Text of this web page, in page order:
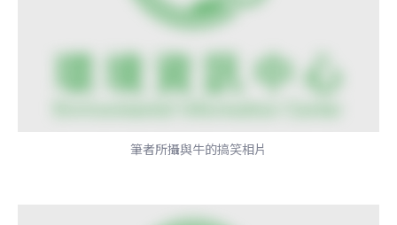
筆者所攝與牛的搞笑相片